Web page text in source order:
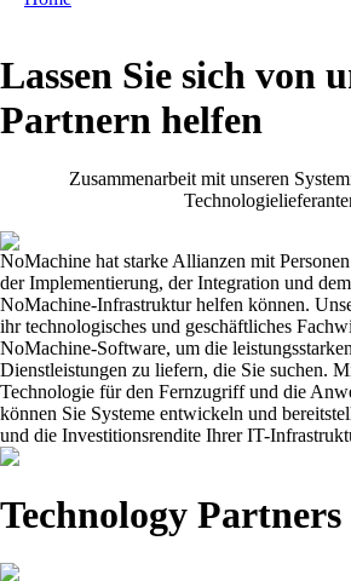
Lassen Sie sich von
Partnern helfen
Zusammenarbeit mit unseren
NoMachine hat starke Allianzen mit
der Implementierung, der Integration und
NoMachine-Infrastruktur helfen können.
ihr technologisches und geschäftliches
NoMachine-Software, um die
Dienstleistungen zu liefern, die Sie suchen.
Technologie für den Fernzugriff und die
können Sie Systeme entwickeln und
und die Investitionsrendite Ihrer IT-
Technology Partners